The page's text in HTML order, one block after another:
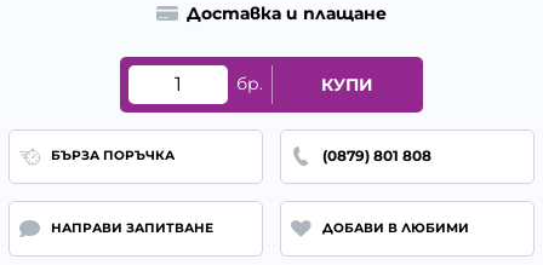
Доставка и плащане
бр. КУПИ
БЪРЗА ПОРЪЧКА (0879) 801 808
НАПРАВИ ЗАПИТВАНЕ ДОБАВИ В ЛЮБИМИ